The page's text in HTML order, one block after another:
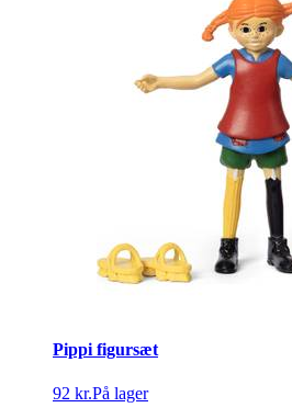
Pippi figursæt
92 kr.På lager